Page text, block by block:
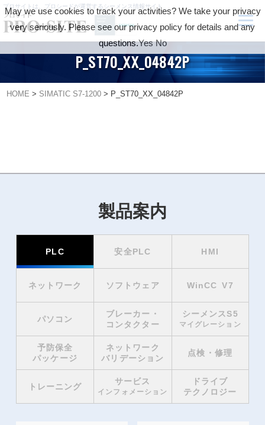
プロサイトは、プロシードが運営するシーメンス情報サイト
P_ST70_XX_04842P
HOME > SIMATIC S7-1200 > P_ST70_XX_04842P
製品案内
PLC 安全PLC HMI
ネットワーク ソフトウェア WinCC V7
パソコン
ブレーカー・
コンタクター
シーメンスS5
マイグレーション
予防保全
パッケージ
ネットワーク
バリデーション
点検・修理
トレーニング
サービス
インフォメーション
ドライブ
テクノロジー
May we use cookies to track your activities? We take your privacy
very seriously. Please see our privacy policy for details and any
questions.Yes No